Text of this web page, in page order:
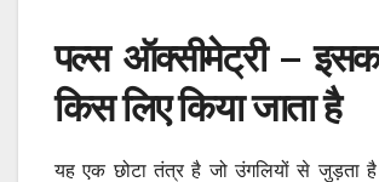
पल्स ऑक्सीमेट्री –
किस लिए किया जाता है
यह एक छोटा तंत्र है जो उंगलियों से जुड़ता